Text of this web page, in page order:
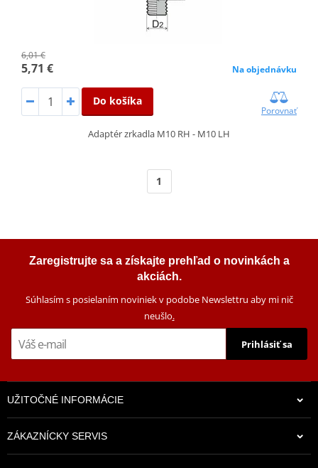
6,01 €
5,71 € Na objednávku
Do košíka
Porovnať
Adaptér zrkadla M10 RH - M10 LH
1
Zaregistrujte sa a získajte prehľad o novinkách a
akciách.
Súhlasím s posielaním noviniek v podobe Newslettru aby mi nič
neušlo.
Prihlásiť sa
UŽITOČNÉ INFORMÁCIE
ZÁKAZNÍCKY SERVIS